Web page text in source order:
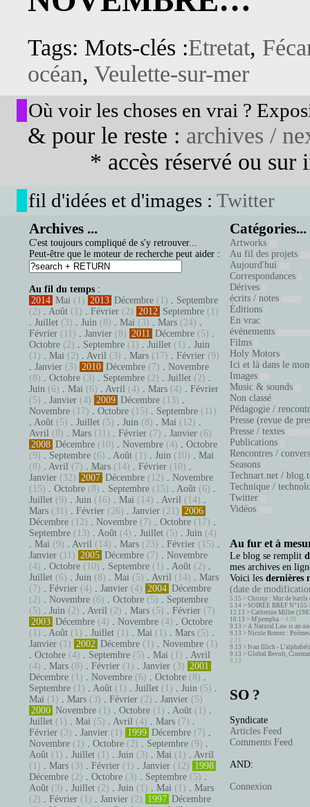
Tags: Mots-clés :Etretat,
océan, Veulette-sur-mer
Où voir les choses en vrai ?
& pour le reste : archives /
* accès réservé ou sur
fil d'idées et d'images : Twitter
Archives ...
C'est toujours compliqué de s'y retrouver...
Peut-être que le moteur de recherche peut aider :
Au fil du temps :
2014 Mai (1) 2013 Décembre (1) . Septembre
(2) . Août (1) . Février (2) 2012 Septembre (1)
. Juillet (3) . Juin (8) . Mai (3) . Mars (24) .
Février (11) . Janvier (8) 2011 Décembre (5) .
Octobre (2) . Septembre (1) . Juillet (1) . Juin
(1) . Mai (2) . Avril (3) . Mars (17) . Février (9)
. Janvier (3) 2010 Décembre (7) . Novembre
(8) . Octobre (3) . Septembre (2) . Juillet (2) .
Juin (6) . Mai (6) . Avril (4) . Mars (4) . Février
(5) . Janvier (4) 2009 Décembre (13) .
Novembre (17) . Octobre (15) . Septembre (11)
. Août (5) . Juillet (5) . Juin (8) . Mai (12) .
Avril (8) . Mars (11) . Février (7) . Janvier (6)
2008 Décembre (10) . Novembre (4) . Octobre
(9) . Septembre (6) . Août (1) . Juin (10) . Mai
(8) . Avril (7) . Mars (14) . Février (10) .
Janvier (32) 2007 Décembre (12) . Novembre
(15) . Octobre (8) . Septembre (15) . Août (6) .
Juillet (9) . Juin (16) . Mai (14) . Avril (14) .
Mars (31) . Février (26) . Janvier (21) 2006
Décembre (12) . Novembre (7) . Octobre (17) .
Septembre (13) . Août (4) . Juillet (5) . Juin (4)
. Mai (9) . Avril (14) . Mars (23) . Février (15) .
Janvier (11) 2005 Décembre (7) . Novembre
(4) . Octobre (10) . Septembre (1) . Août (2) .
Juillet (6) . Juin (8) . Mai (5) . Avril (14) . Mars
(7) . Février (4) . Janvier (4) 2004 Décembre
(2) . Novembre (6) . Octobre (5) . Septembre
(5) . Juin (2) . Avril (2) . Mars (5) . Février (7)
2003 Décembre (4) . Novembre (4) . Octobre
(1) . Août (1) . Juillet (1) . Mai (1) . Mars (5) .
Janvier (1) 2002 Décembre (1) . Novembre (1)
. Octobre (4) . Septembre (5) . Mai (1) . Avril
(4) . Mars (8) . Février (1) . Janvier (3) 2001
Décembre (1) . Novembre (6) . Octobre (8) .
Septembre (1) . Août (1) . Juillet (1) . Juin (5) .
Mai (1) . Mars (3) . Février (2) . Janvier (5)
2000 Novembre (1) . Octobre (1) . Août (1) .
Juillet (1) . Mai (5) . Avril (4) . Mars (7) .
Février (3) . Janvier (1) 1999 Décembre (7) .
Novembre (1) . Octobre (2) . Septembre (9) .
Août (1) . Juillet (1) . Juin (3) . Mai (1) . Avril
(1) . Mars (3) . Février (1) . Janvier (12) 1998
Décembre (2) . Octobre (3) . Septembre (5) .
Août (3) . Juillet (2) . Juin (1) . Mai (1) . Mars
(2) . Février (1) . Janvier (2) 1997 Décembre
Catégories...
Artworks
Au fil des projets
Aujourd'hui
Correspondances
Dérives
écrits / notes
Éditions
En vrac
évènements
Films
Holy Motors
Ici et là dans le
Images
Music & sounds
Non classé
Pédagogie /
Presse (revue de
Presse / textes
Publications
Rencontres /
Seasons
Technart.net /
Technique /
Twitter
Vidéos
Au fur et à
Le blog se remplit
mes archives en
Voici les dernières
(date de
5.15 > Christo : Mur de barils
5.14 > SOIRÉE BREF
12.13 > Catherine Millet
10.13 > M'pempba < 4.06
9.13 > A Natural Law is an
9.13 > Nicole Brenez :
2.11
9.13 > Ivan Illich -
9.13 > Global Revolt,
9.13
SO ?
Syndicate
Articles Feed
Comments Feed
AND:
Connexion